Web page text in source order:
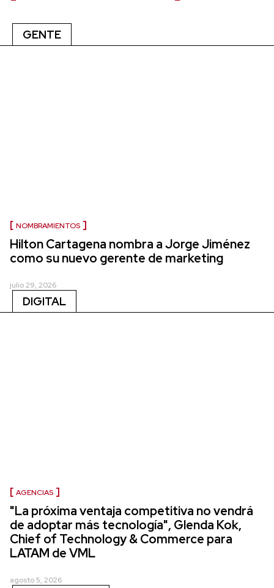
GENTE
NOMBRAMIENTOS
Hilton Cartagena nombra a Jorge Jiménez
como su nuevo gerente de marketing
julio 29, 2026
DIGITAL
AGENCIAS
"La próxima ventaja competitiva no vendrá
de adoptar más tecnología", Glenda Kok,
Chief of Technology & Commerce para
LATAM de VML
agosto 5, 2026